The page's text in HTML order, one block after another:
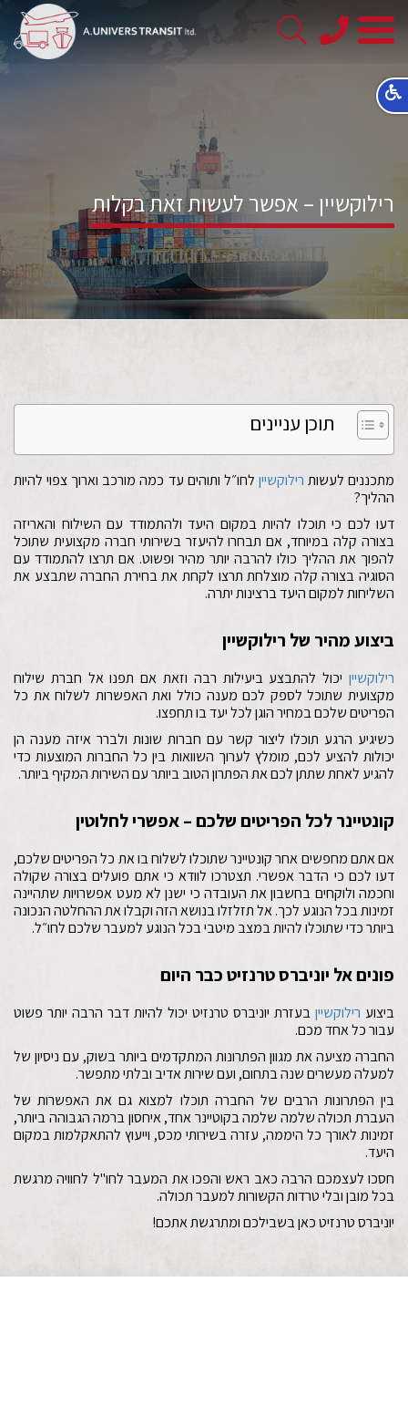
08-
8563145
רילוקשיין – אפשר לעשות זאת בקלות
תוכן עניינים
מתכננים לעשות רילוקשיין לחו״ל ותוהים עד כמה מורכב וארוך צפוי להיות
ההליך?
דעו לכם כי תוכלו להיות במקום היעד ולהתמודד עם השילוח והאריזה
בצורה קלה במיוחד, אם תבחרו להיעזר בשירותי חברה מקצועית שתוכל
להפוך את ההליך כולו להרבה יותר מהיר ופשוט. אם תרצו להתמודד עם
הסוגיה בצורה קלה מוצלחת תרצו לקחת את בחירת החברה שתבצע את
השליחות למקום היעד ברצינות יתרה.
ביצוע מהיר של רילוקשיין
רילוקשיין יכול להתבצע ביעילות רבה וזאת אם תפנו אל חברת שילוח
מקצועית שתוכל לספק לכם מענה כולל ואת האפשרות לשלוח את כל
הפריטים שלכם במחיר הוגן לכל יעד בו תחפצו.
כשיגיע הרגע תוכלו ליצור קשר עם חברות שונות ולברר איזה מענה הן
יכולות להציע לכם, מומלץ לערוך השוואות בין כל החברות המוצעות כדי
להגיע לאחת שתתן לכם את הפתרון הטוב ביותר עם השירות המקיף ביותר.
קונטיינר לכל הפריטים שלכם – אפשרי לחלוטין
אם אתם מחפשים אחר קונטיינר שתוכלו לשלוח בו את כל הפריטים שלכם,
דעו לכם כי הדבר אפשרי. תצטרכו לוודא כי אתם פועלים בצורה שקולה
וחכמה ולוקחים בחשבון את העובדה כי ישנן לא מעט אפשרויות שתהיינה
זמינות בכל הנוגע לכך. אל תזלזלו בנושא הזה וקבלו את ההחלטה הנכונה
ביותר כדי שתוכלו להיות במצב מיטבי בכל הנוגע למעבר שלכם לחו״ל.
פונים אל יוניברס טרנזיט כבר היום
ביצוע רילוקשיין בעזרת יוניברס טרנזיט יכול להיות דבר הרבה יותר פשוט
עבור כל אחד מכם.
החברה מציעה את מגוון הפתרונות המתקדמים ביותר בשוק, עם ניסיון של
למעלה מעשרים שנה בתחום, ועם שירות אדיב ובלתי מתפשר.
בין הפתרונות הרבים של החברה תוכלו למצוא גם את האפשרות של
העברת תכולה שלמה שלמה בקוטיינר אחד, איחסון ברמה הגבוהה ביותר,
זמינות לאורך כל היממה, עזרה בשירותי מכס, וייעוץ להתאקלמות במקום
היעד.
חסכו לעצמכם הרבה כאב ראש והפכו את המעבר לחו"ל לחוויה מרגשת
בכל מובן ובלי טרדות הקשורות למעבר תכולה.
יוניברס טרנזיט כאן בשבילכם ומתרגשת אתכם!